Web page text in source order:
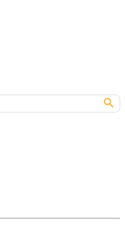
Search Button